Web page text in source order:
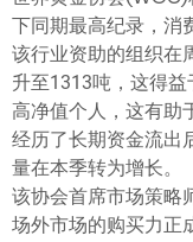
下同期最高纪录，消
该行业资助的组织在
升至1313吨，这得
高净值个人，这有助
经历了长期资金流出
量在本季转为增长。
该协会首席市场策略
场外市场的购买力正